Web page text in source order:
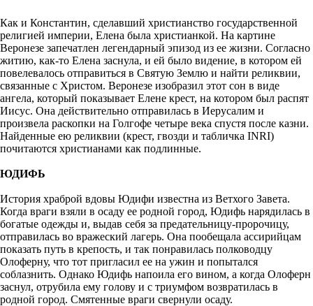
Как и Константин, сделавший христианство государственной
религией империи, Елена была христианкой. На картине
Веронезе запечатлен легендарный эпизод из ее жизни. Согласно
житию, как-то Елена заснула, и ей было видение, в котором ей
повелевалось отправиться в Святую Землю и найти реликвии,
связанные с Христом. Веронезе изобразил этот сон в виде
ангела, который показывает Елене крест, на котором был распят
Иисус. Она действительно отправилась в Иерусалим и
произвела раскопки на Голгофе четыре века спустя после казни.
Найденные ею реликвии (крест, гвозди и табличка INRI)
почитаются христианами как подлинные.
ЮДИФЬ
История храброй вдовы Юдифи известна из Ветхого Завета.
Когда враги взяли в осаду ее родной город, Юдифь нарядилась в
богатые одежды и, выдав себя за предательницу-пророчицу,
отправилась во вражеский лагерь. Она пообещала ассирийцам
показать путь в крепость, и так понравилась полководцу
Олоферну, что тот пригласил ее на ужин и попытался
соблазнить. Однако Юдифь напоила его вином, а когда Олоферн
заснул, отрубила ему голову и с триумфом возвратилась в
родной город. Смятенные враги свернули осаду.